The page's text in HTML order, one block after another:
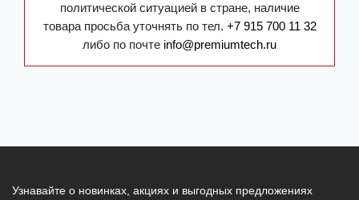
политической ситуацией в стране, наличие
товара просьба уточнять по тел. +7 915 700 11 32
либо по почте info@premiumtech.ru
Узнавайте о новинках, акциях и выгодных предложениях